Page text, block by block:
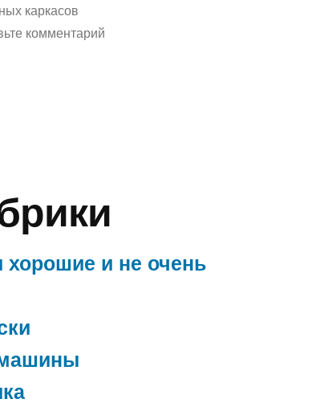
каркасов
комментарий
?
и не очень